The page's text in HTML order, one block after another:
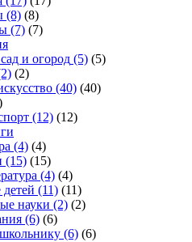
(8) (8)
(7) (7)
и огород (5) (5)
(2)
(40) (40)
(12) (12)
(4) (4)
(15) (15)
(4) (4)
(11) (11)
науки (2) (2)
(6) (6)
(6) (6)